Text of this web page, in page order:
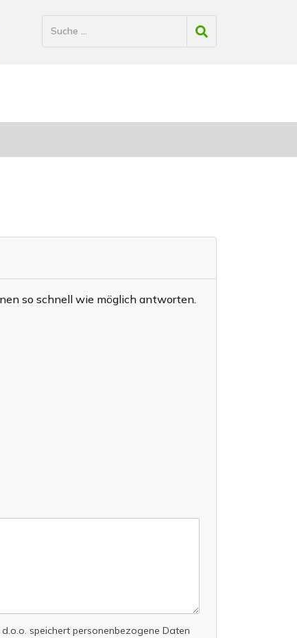
so schnell wie möglich antworten.
speichert personenbezogene Daten